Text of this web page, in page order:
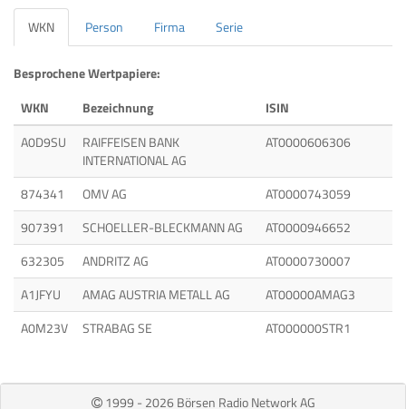
WKN
Person Firma Serie
Besprochene Wertpapiere:
WKN
Bezeichnung
ISIN
A0D9SU
RAIFFEISEN BANK
INTERNATIONAL AG
AT0000606306
874341 OMV AG
AT0000743059
907391
SCHOELLER-BLECKMANN AG
AT0000946652
632305
ANDRITZ AG
AT0000730007
A1JFYU
AMAG AUSTRIA METALL AG
AT00000AMAG3
A0M23V
STRABAG SE AT000000STR1
1999 - 2026 Börsen Radio Network AG